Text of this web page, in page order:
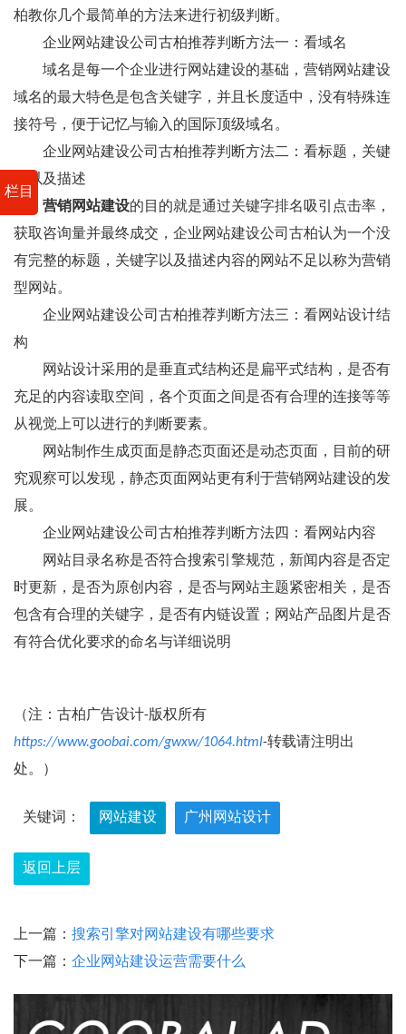
栏目
柏教你几个最简单的方法来进行初级判断。
企业网站建设公司古柏推荐判断方法一：看域名
域名是每一个企业进行网站建设的基础，营销网站建设
域名的最大特色是包含关键字，并且长度适中，没有特殊连
接符号，便于记忆与输入的国际顶级域名。
企业网站建设公司古柏推荐判断方法二：看标题，关键
字以及描述
营销网站建设的目的就是通过关键字排名吸引点击率，
获取咨询量并最终成交，企业网站建设公司古柏认为一个没
有完整的标题，关键字以及描述内容的网站不足以称为营销
型网站。
企业网站建设公司古柏推荐判断方法三：看网站设计结
构
网站设计采用的是垂直式结构还是扁平式结构，是否有
充足的内容读取空间，各个页面之间是否有合理的连接等等
从视觉上可以进行的判断要素。
网站制作生成页面是静态页面还是动态页面，目前的研
究观察可以发现，静态页面网站更有利于营销网站建设的发
展。
企业网站建设公司古柏推荐判断方法四：看网站内容
网站目录名称是否符合搜索引擎规范，新闻内容是否定
时更新，是否为原创内容，是否与网站主题紧密相关，是否
包含有合理的关键字，是否有内链设置；网站产品图片是否
有符合优化要求的命名与详细说明
（注：古柏广告设计-版权所有
https://www.goobai.com/gwxw/1064.html-转载请注明出
处。）
关键词： 网站建设 广州网站设计
返回上层
上一篇： 搜索引擎对网站建设有哪些要求
下一篇： 企业网站建设运营需要什么